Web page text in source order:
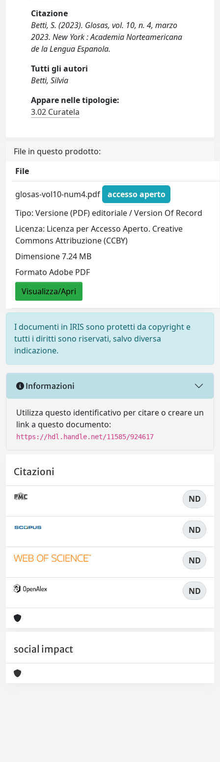
Citazione
Betti, S. (2023). Glosas, vol. 10, n. 4, marzo
2023. New York : Academia Norteamericana
de la Lengua Espanola.
Tutti gli autori
Betti, Silvia
Appare nelle tipologie:
3.02 Curatela
File in questo prodotto:
File
glosas-vol10-num4.pdf
accesso aperto
Tipo: Versione (PDF) editoriale / Version Of Record
Licenza: Licenza per Accesso Aperto. Creative
Commons Attribuzione (CCBY)
Dimensione 7.24 MB
Formato Adobe PDF
Visualizza/Apri
I documenti in IRIS sono protetti da copyright e
tutti i diritti sono riservati, salvo diversa
indicazione.
Informazioni
Utilizza questo identificativo per citare o creare un
link a questo documento:
https://hdl.handle.net/11585/924617
Citazioni
ND
ND
ND
ND
social impact